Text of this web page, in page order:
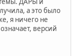
а это было
я ничего не
версий